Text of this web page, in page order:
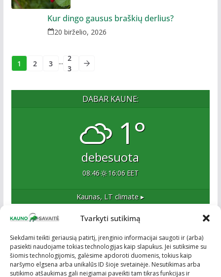
Tvarkyti sutikimą
Siekdami teikti geriausią patirtį, įrenginio informacijai saugoti ir (arba)
pasiekti naudojame tokias technologijas kaip slapukus. Jei sutiksime su
šiomis technologijomis, galėsime apdoroti duomenis, tokius kaip
naršymo elgsena arba unikalūs ID šioje svetainėje. Nesutikimas arba
sutikimo atšaukimas gali neigiamai paveikti tam tikras funkcijas ir
Kur dingo gausus braškių derlius?
20 birželio, 2026
1 2 3 ... 2
3
DABAR KAUNE:
1°
debesuota
08:46 16:06 EET
Kaunas, LT climate ▸
Esame naujas Kaune, tačiau veržlus ir profesionalus
kolektyvas. Ne naujokai žiniasklaidoje. Į Kauną
žengiame tvirtai įsitikinę savo sėkme.